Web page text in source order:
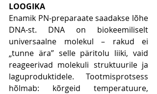
LOOGIKA
Enamik PN-preparaate saadakse lõhe
DNA-st. DNA on biokeemiliselt
universaalne molekul – rakud ei
„tunne ära” selle päritolu liiki, vaid
reageerivad molekuli struktuurile ja
laguproduktidele. Tootmisprotsess
hõlmab: kõrgeid temperatuure,